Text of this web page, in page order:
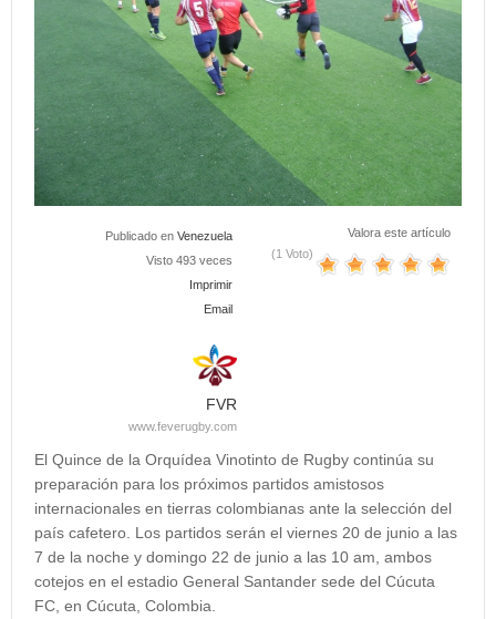
Publicado en Venezuela
Visto 493 veces
Imprimir
Email
Valora este artículo
(1 Voto)
FVR
www.feverugby.com
El Quince de la Orquídea Vinotinto de Rugby continúa su
preparación para los próximos partidos amistosos
internacionales en tierras colombianas ante la selección del
país cafetero. Los partidos serán el viernes 20 de junio a las
7 de la noche y domingo 22 de junio a las 10 am, ambos
cotejos en el estadio General Santander sede del Cúcuta
FC, en Cúcuta, Colombia.